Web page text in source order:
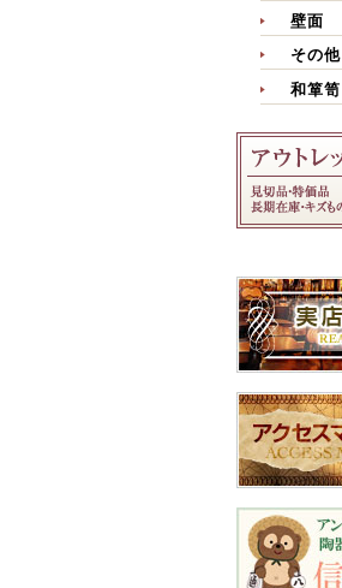
壁面
その他
和箪笥